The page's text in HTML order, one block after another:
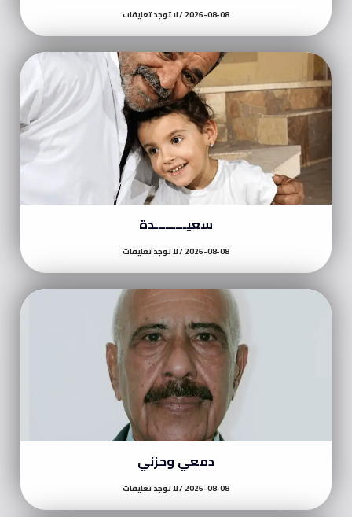
2026-08-08 لا توجد تعليقات
سعيـــــــــدة
2026-08-08 لا توجد تعليقات
دمعي وحزني
2026-08-08 لا توجد تعليقات